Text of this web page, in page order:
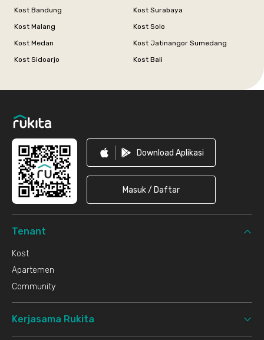
Kost Bandung
Kost Surabaya
Kost Malang
Kost Solo
Kost Medan
Kost Jatinangor Sumedang
Kost Sidoarjo
Kost Bali
Download Aplikasi
Masuk / Daftar
Tenant
Kost
Apartemen
Community
Kerjasama Rukita